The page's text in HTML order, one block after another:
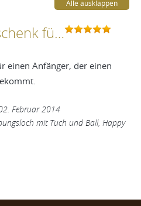
Alle ausklappen
Es ist ein Geschenk für einen Anfänger, der einen Golfkurs geschenkt bekommt
einen Anfänger, der einen
Februar 2014
mit Tuch und Ball, Happy